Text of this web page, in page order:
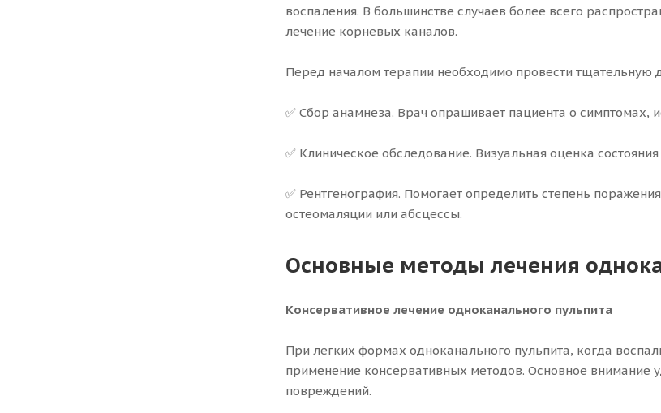
воспаления. В большинстве случаев более всего
лечение корневых каналов.
Перед началом терапии необходимо провести тщательную
✅ Сбор анамнеза. Врач опрашивает пациента о симптомах,
✅ Клиническое обследование. Визуальная оценка
✅ Рентгенография. Помогает определить степень
остеомаляции или абсцессы.
Основные методы лечения
Консервативное лечение одноканального пульпита
При легких формах одноканального пульпита, когда
применение консервативных методов. Основное внимание
повреждений.